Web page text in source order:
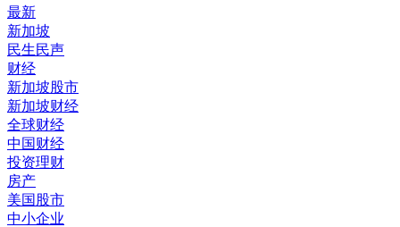
最新
新加坡
民生民声
财经
新加坡股市
新加坡财经
全球财经
中国财经
投资理财
房产
美国股市
中小企业